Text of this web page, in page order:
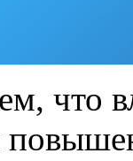
что